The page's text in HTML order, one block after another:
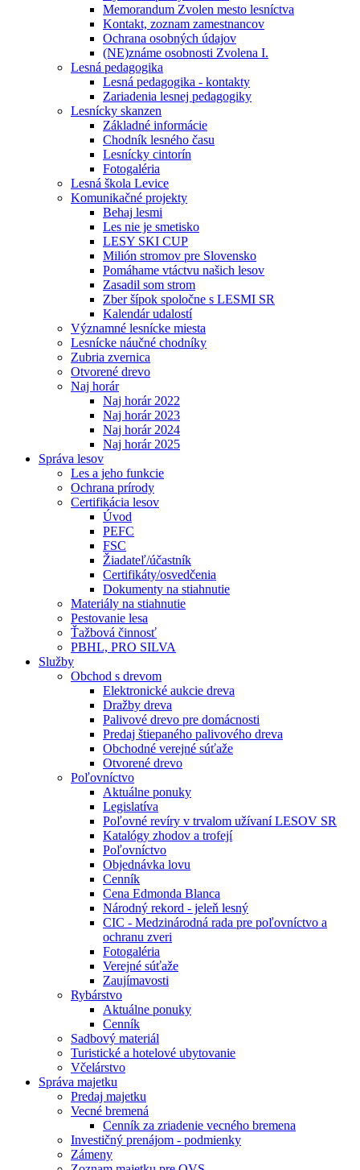
Memorandum Zvolen mesto lesníctva
Kontakt, zoznam zamestnancov
Ochrana osobných údajov
(NE)známe osobnosti Zvolena I.
Lesná pedagogika
Lesná pedagogika - kontakty
Zariadenia lesnej pedagogiky
Lesnícky skanzen
Základné informácie
Chodník lesného času
Lesnícky cintorín
Fotogaléria
Lesná škola Levice
Komunikačné projekty
Behaj lesmi
Les nie je smetisko
LESY SKI CUP
Milión stromov pre Slovensko
Pomáhame vtáctvu našich lesov
Zasadil som strom
Zber šípok spoločne s LESMI SR
Kalendár udalostí
Významné lesnícke miesta
Lesnícke náučné chodníky
Zubria zvernica
Otvorené drevo
Naj horár
Naj horár 2022
Naj horár 2023
Naj horár 2024
Naj horár 2025
Správa lesov
Les a jeho funkcie
Ochrana prírody
Certifikácia lesov
Úvod
PEFC
FSC
Žiadateľ/účastník
Certifikáty/osvedčenia
Dokumenty na stiahnutie
Materiály na stiahnutie
Pestovanie lesa
Ťažbová činnosť
PBHL, PRO SILVA
Služby
Obchod s drevom
Elektronické aukcie dreva
Dražby dreva
Palivové drevo pre domácnosti
Predaj štiepaného palivového dreva
Obchodné verejné súťaže
Otvorené drevo
Poľovníctvo
Aktuálne ponuky
Legislatíva
Poľovné revíry v trvalom užívaní LESOV SR
Katalógy zhodov a trofejí
Poľovníctvo
Objednávka lovu
Cenník
Cena Edmonda Blanca
Národný rekord - jeleň lesný
CIC - Medzinárodná rada pre poľovníctvo a
ochranu zveri
Fotogaléria
Verejné súťaže
Zaujímavosti
Rybárstvo
Aktuálne ponuky
Cenník
Sadbový materiál
Turistické a hotelové ubytovanie
Včelárstvo
Správa majetku
Predaj majetku
Vecné bremená
Cenník za zriadenie vecného bremena
Investičný prenájom - podmienky
Zámeny